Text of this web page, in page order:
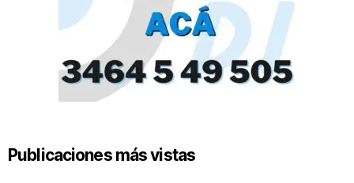
Publicaciones más vistas